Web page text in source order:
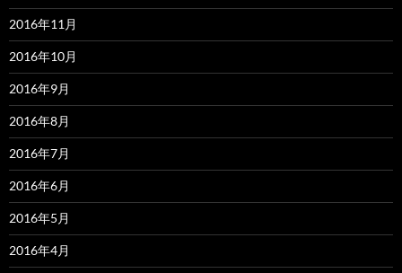
2016年11月
2016年10月
2016年9月
2016年8月
2016年7月
2016年6月
2016年5月
2016年4月